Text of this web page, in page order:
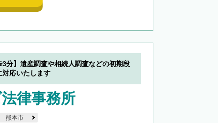
3分】遺産調査や相続人調査などの初期段
対応いたします
律事務所
熊本市